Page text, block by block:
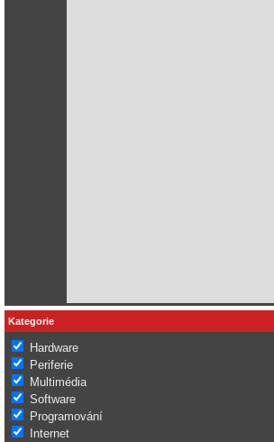
Kategorie
Hardware
Periferie
Multimédia
Software
Programování
Internet